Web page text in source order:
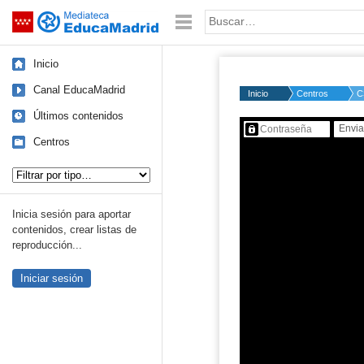
Saltar navegación Palabra o frase:
Inicio
Canal EducaMadrid
Últimos contenidos
Centros
Inicia sesión para aportar
contenidos, crear listas de
reproducción...
Iniciar sesión
Inicio Centros
Contenido protegido…